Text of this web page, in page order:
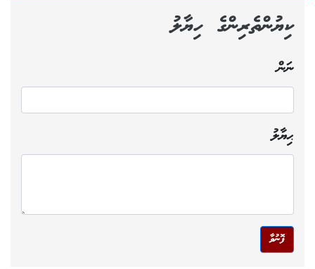
ކިޔުންތެރިންގެ ހިޔާލު
ނަން
ޙިޔާލު
ފޮނުވާ